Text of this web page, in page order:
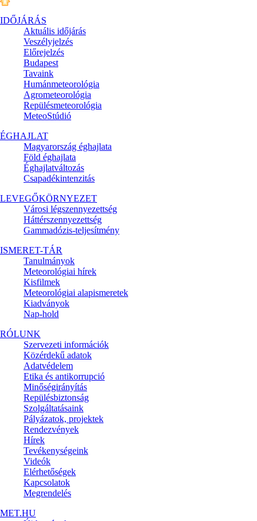
IDŐJÁRÁS
Aktuális időjárás
Veszélyjelzés
Előrejelzés
Budapest
Tavaink
Humánmeteorológia
Agrometeorológia
Repülésmeteorológia
MeteoStúdió
ÉGHAJLAT
Magyarország éghajlata
Föld éghajlata
Éghajlatváltozás
Csapadékintenzitás
LEVEGŐKÖRNYEZET
Városi légszennyezettség
Háttérszennyezettség
Gammadózis-teljesítmény
ISMERET-TÁR
Tanulmányok
Meteorológiai hírek
Kisfilmek
Meteorológiai alapismeretek
Kiadványok
Nap-hold
RÓLUNK
Szervezeti információk
Közérdekű adatok
Adatvédelem
Etika és antikorrupció
Minőségirányítás
Repülésbiztonság
Szolgáltatásaink
Pályázatok, projektek
Rendezvények
Hírek
Tevékenységeink
Videók
Elérhetőségek
Kapcsolatok
Megrendelés
MET.HU